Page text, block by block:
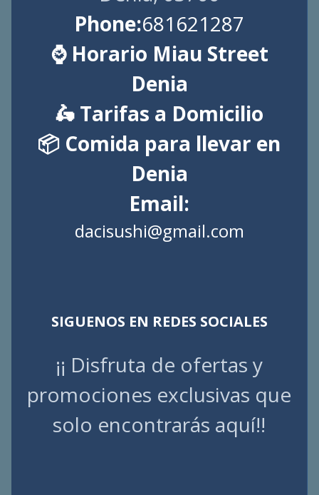
Phone:681621287
⌚ Horario Miau Street
Denia
🛵 Tarifas a Domicilio
📦 Comida para llevar en
Denia
Email:
dacisushi@gmail.com
SIGUENOS EN REDES SOCIALES
¡¡ Disfruta de ofertas y
promociones exclusivas que
solo encontrarás aquí!!